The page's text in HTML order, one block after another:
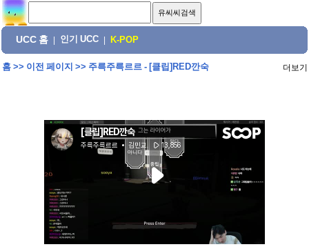
UCC 홈 인기 UCC K-POP
홈>> 이전 페이지 >> 주륵주륵르르 - [클립]RED깐숙 더보기